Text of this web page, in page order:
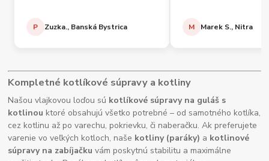
P Zuzka., Banská Bystrica M Marek S., Nitra
Kompletné kotlíkové súpravy a kotliny
Našou vlajkovou loďou sú kotlíkové súpravy na guláš s
kotlinou ktoré obsahujú všetko potrebné – od samotného kotlíka,
cez kotlinu až po varechu, pokrievku, či naberačku. Ak preferujete
varenie vo veľkých kotloch, naše kotliny (paráky) a kotlinové
súpravy na zabíjačku vám poskytnú stabilitu a maximálne